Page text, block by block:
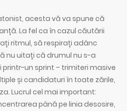
acesta vă va spune că
La fel ca în cazul căutării
ritmul, să respirați adânc
nu uitați că drumul nu s-a
un sprint – trimiteri masive
și candidaturi în toate zările,
Lucrul cel mai important:
până pe linia desosire,